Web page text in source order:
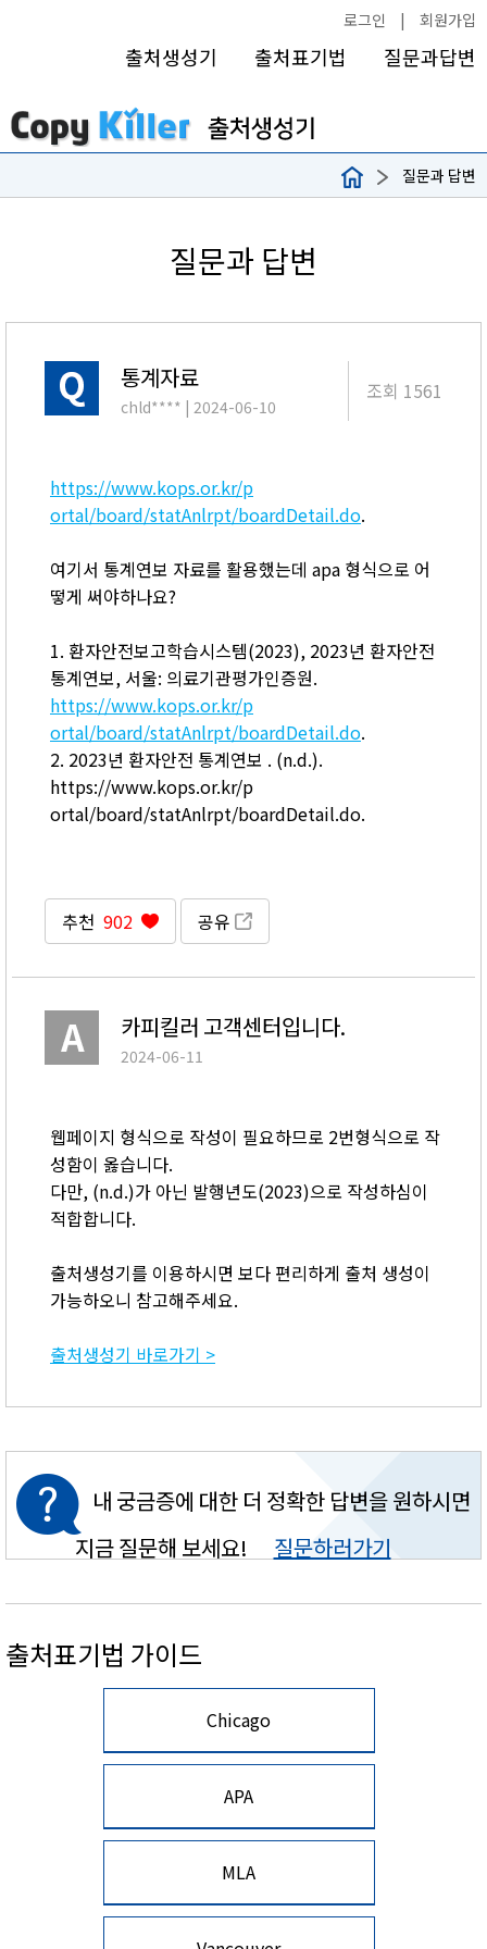
로그인 | 회원가입
출처생성기 출처표기법 질문과답변
질문과 답변
질문과 답변
조회 1561
통계자료
chld**** | 2024-06-10
https://www.kops.or.kr/p
ortal/board/statAnlrpt/boardDetail.do.
여기서 통계연보 자료를 활용했는데 apa 형식으로 어
떻게 써야하나요?
1. 환자안전보고학습시스템(2023), 2023년 환자안전
통계연보, 서울: 의료기관평가인증원.
https://www.kops.or.kr/p
ortal/board/statAnlrpt/boardDetail.do.
2. 2023년 환자안전 통계연보 . (n.d.).
https://www.kops.or.kr/p
ortal/board/statAnlrpt/boardDetail.do.
추천 902 공유
카피킬러 고객센터입니다.
2024-06-11
웹페이지 형식으로 작성이 필요하므로 2번형식으로 작
성함이 옳습니다.
다만, (n.d.)가 아닌 발행년도(2023)으로 작성하심이
적합합니다.
출처생성기를 이용하시면 보다 편리하게 출처 생성이
가능하오니 참고해주세요.
출처생성기 바로가기 >
내 궁금증에 대한 더 정확한 답변을 원하시면
지금 질문해 보세요!
질문하러가기
출처표기법 가이드
Chicago
APA
MLA